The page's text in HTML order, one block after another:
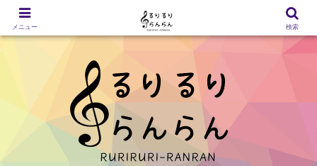
メニュー 検索